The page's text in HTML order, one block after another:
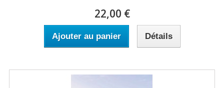
22,00 €
Ajouter au panier Détails